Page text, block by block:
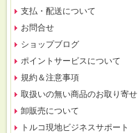
支払・配送について
お問合せ
ショップブログ
ポイントサービスについて
規約＆注意事項
取扱いの無い商品のお取り寄せ
卸販売について
トルコ現地ビジネスサポート